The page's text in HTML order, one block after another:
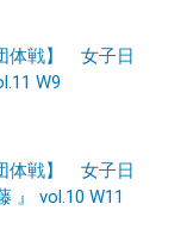
体戦】 女子日
W9
体戦】 女子日
』 vol.10 W11